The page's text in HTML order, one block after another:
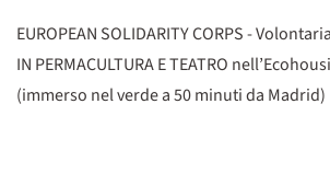
EUROPEAN SOLIDARITY CORPS -
IN PERMACULTURA E TEATRO
(immerso nel verde a 50 minuti da Madrid)